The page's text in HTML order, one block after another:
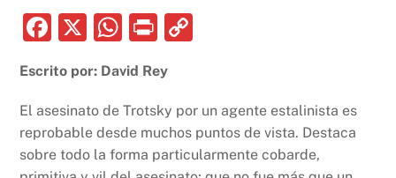
F
c
e
b
o
X
W
at
s
A
p
P
nt
y
Li
n
Escrito por: David Rey
El asesinato de Trotsky por un agente estalinista es
reprobable desde muchos puntos de vista. Destaca
sobre todo la forma particularmente cobarde,